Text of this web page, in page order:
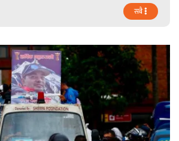
सबै